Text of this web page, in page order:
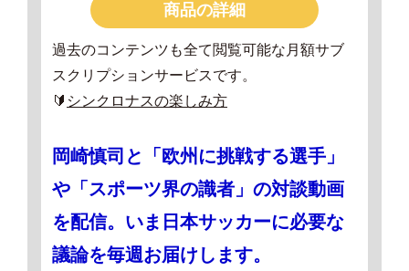
商品の詳細
過去のコンテンツも全て閲覧可能な月額サブ
スクリプションサービスです。
🔰 シンクロナスの楽しみ方
岡崎慎司と「欧州に挑戦する選手」
や「スポーツ界の識者」の対談動画
を配信。いま日本サッカーに必要な
議論を毎週お届けします。